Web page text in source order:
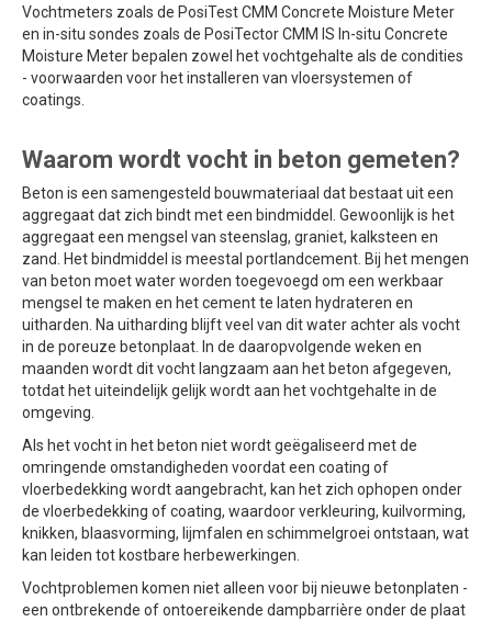
Vochtmeters zoals de PosiTest CMM Concrete Moisture Meter
en in-situ sondes zoals de PosiTector CMM IS In-situ Concrete
Moisture Meter bepalen zowel het vochtgehalte als de condities
- voorwaarden voor het installeren van vloersystemen of
coatings.
Waarom wordt vocht in beton gemeten?
Beton is een samengesteld bouwmateriaal dat bestaat uit een
aggregaat dat zich bindt met een bindmiddel. Gewoonlijk is het
aggregaat een mengsel van steenslag, graniet, kalksteen en
zand. Het bindmiddel is meestal portlandcement. Bij het mengen
van beton moet water worden toegevoegd om een werkbaar
mengsel te maken en het cement te laten hydrateren en
uitharden. Na uitharding blijft veel van dit water achter als vocht
in de poreuze betonplaat. In de daaropvolgende weken en
maanden wordt dit vocht langzaam aan het beton afgegeven,
totdat het uiteindelijk gelijk wordt aan het vochtgehalte in de
omgeving.
Als het vocht in het beton niet wordt geëgaliseerd met de
omringende omstandigheden voordat een coating of
vloerbedekking wordt aangebracht, kan het zich ophopen onder
de vloerbedekking of coating, waardoor verkleuring, kuilvorming,
knikken, blaasvorming, lijmfalen en schimmelgroei ontstaan, wat
kan leiden tot kostbare herbewerkingen.
Vochtproblemen komen niet alleen voor bij nieuwe betonplaten -
een ontbrekende of ontoereikende dampbarrière onder de plaat